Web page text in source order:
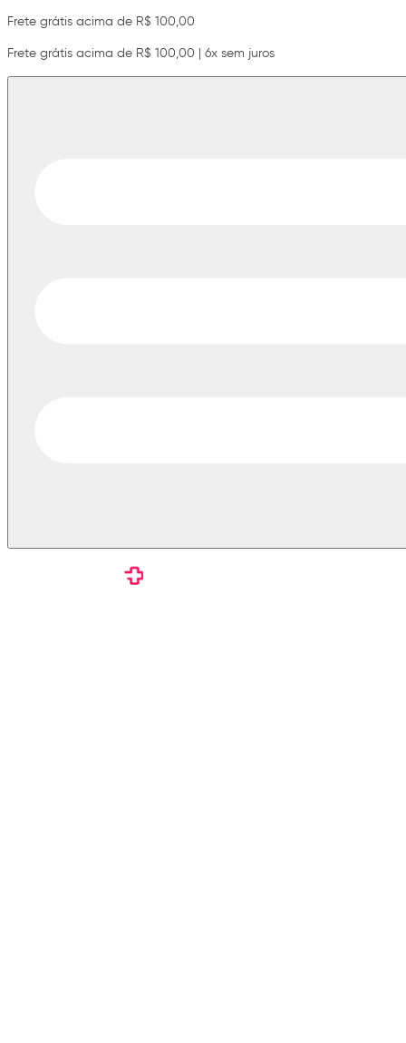
Frete grátis acima de R$ 100,00
Frete grátis acima de R$ 100,00 | 6x sem juros